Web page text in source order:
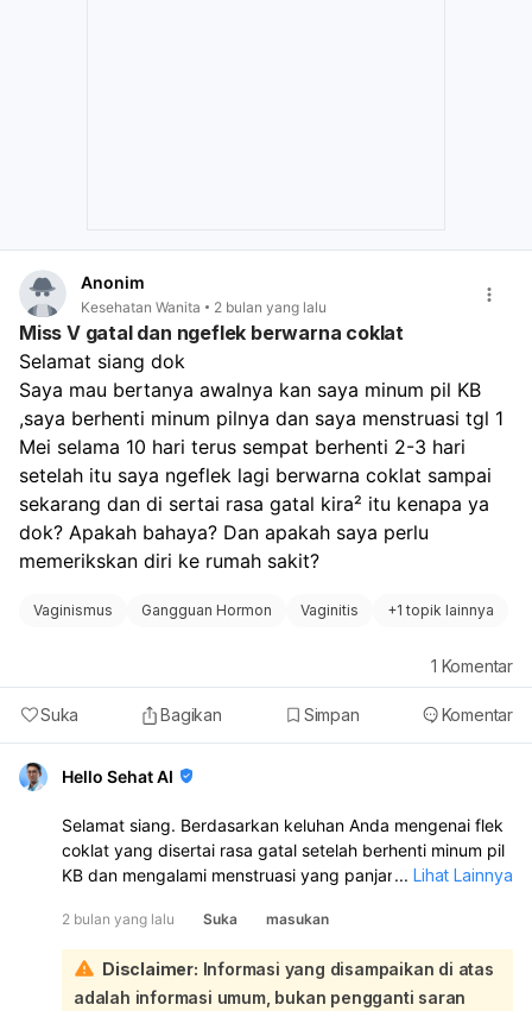
Anonim
Kesehatan Wanita 2 bulan yang lalu
Miss V gatal dan ngeflek berwarna coklat
Selamat siang dok
Saya mau bertanya awalnya kan saya minum pil KB
,saya berhenti minum pilnya dan saya menstruasi tgl 1
Mei selama 10 hari terus sempat berhenti 2-3 hari
setelah itu saya ngeflek lagi berwarna coklat sampai
sekarang dan di sertai rasa gatal kira² itu kenapa ya
dok? Apakah bahaya? Dan apakah saya perlu
memerikskan diri ke rumah sakit?
Vaginismus Gangguan Hormon Vaginitis +1 topik lainnya
Suka Bagikan Simpan Komentar
1 Komentar
Hello Sehat AI
Selamat siang. Berdasarkan keluhan Anda mengenai flek
coklat yang disertai rasa gatal setelah berhenti minum pil
KB dan mengalami menstruasi yang panjang, sangat
spesialis kandungan:
Flek coklat dan rasa gatal pada area kewanitaan setelah
berhenti pil KB bisa disebabkan oleh beberapa hal. Flek
coklat mungkin merupakan bagian dari penyesuaian
... Lihat Lainnya
2 bulan yang lalu Suka masukan
Disclaimer: Informasi yang disampaikan di atas
adalah informasi umum, bukan pengganti saran